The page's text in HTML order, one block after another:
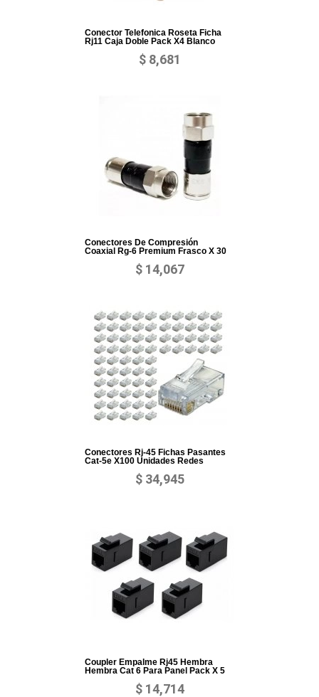
Conector Telefonica Roseta Ficha
Rj11 Caja Doble Pack X4 Blanco
$ 8,681
Conectores De Compresión
Coaxial Rg-6 Premium Frasco X 30
$ 14,067
Conectores Rj-45 Fichas Pasantes
Cat-5e X100 Unidades Redes
$ 34,945
Coupler Empalme Rj45 Hembra
Hembra Cat 6 Para Panel Pack X 5
$ 14,714